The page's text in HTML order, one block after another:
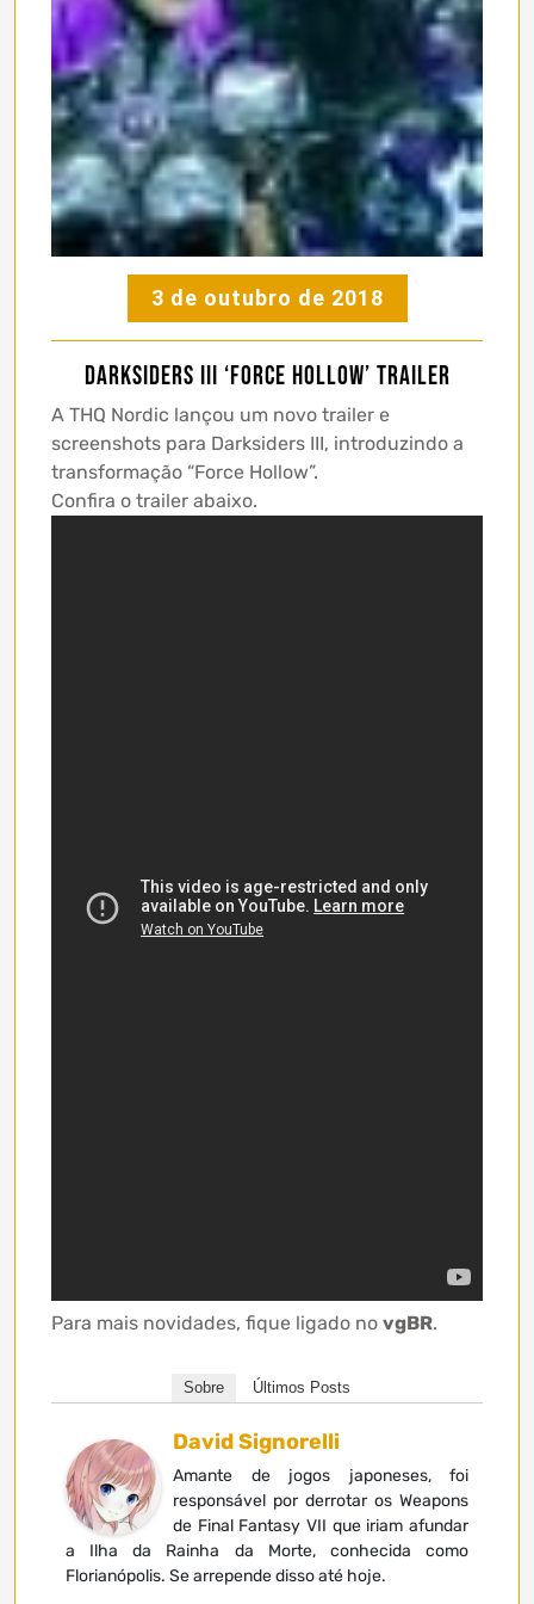
3 de outubro de 2018
Darksiders III ‘Force Hollow’ trailer
A THQ Nordic lançou um novo trailer e
screenshots para Darksiders III, introduzindo a
transformação “Force Hollow”.
Confira o trailer abaixo.
Para mais novidades, fique ligado no vgBR.
Sobre Últimos Posts
David Signorelli
Amante de jogos japoneses, foi
responsável por derrotar os Weapons
de Final Fantasy VII que iriam afundar
a Ilha da Rainha da Morte, conhecida como
Florianópolis. Se arrepende disso até hoje.